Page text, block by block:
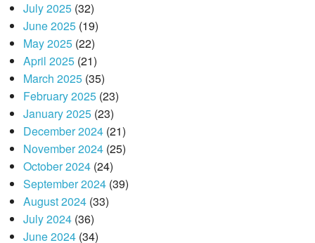
July 2025(32)
June 2025(19)
May 2025(22)
April 2025(21)
March 2025(35)
February 2025(23)
January 2025(23)
December 2024(21)
November 2024(25)
October 2024(24)
September 2024(39)
August 2024(33)
July 2024(36)
June 2024(34)